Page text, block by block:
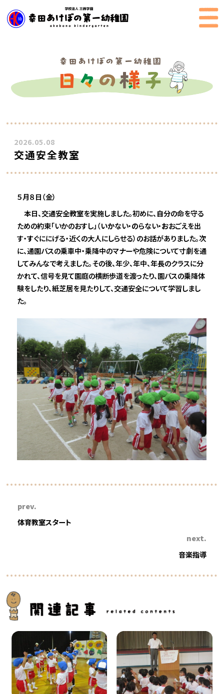
2026.05.08
交通安全教室
５月８日（金）
本日、交通安全教室を実施しました。初めに、自分の命を守る
ための約束「いかのおすし」（いかない・のらない・おおごえを出
す・すぐににげる・近くの大人にしらせる）のお話がありました。次
に、通園バスの乗車中・乗降中のマナーや危険について寸劇を通
してみんなで考えました。その後、年少、年中、年長のクラスに分
かれて、信号を見て園庭の横断歩道を渡ったり、園バスの乗降体
験をしたり、紙芝居を見たりして、交通安全について学習しまし
た。
prev.
体育教室スタート
next.
音楽指導